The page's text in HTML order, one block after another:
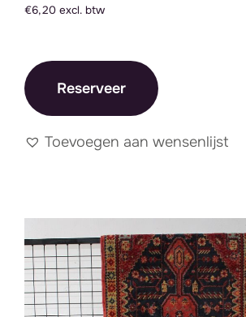
€6,20 excl. btw
Reserveer
Toevoegen aan wensenlijst